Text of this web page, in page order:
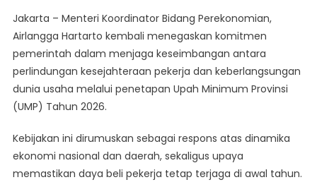
Naik
Signifikan,
Jadi
Acuan
Baru
Buruh
Di
Awal
Jakarta – Menteri Koordinator Bidang Perekonomian,
Airlangga Hartarto kembali menegaskan komitmen
pemerintah dalam menjaga keseimbangan antara
perlindungan kesejahteraan pekerja dan keberlangsungan
dunia usaha melalui penetapan Upah Minimum Provinsi
(UMP) Tahun 2026.
Kebijakan ini dirumuskan sebagai respons atas dinamika
ekonomi nasional dan daerah, sekaligus upaya
memastikan daya beli pekerja tetap terjaga di awal tahun.